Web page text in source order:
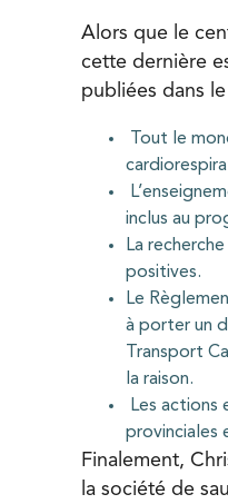
Alors que le
cette dernière
publiées dans le
Tout le
inclus au
La
positives.
Le
à porter un
Transport
la raison.
Les actions
provinciales
Finalement,
la société de